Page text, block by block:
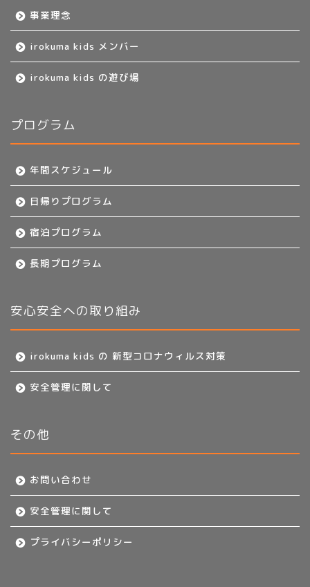
事業理念
irokuma kids メンバー
irokuma kids の遊び場
プログラム
年間スケジュール
日帰りプログラム
宿泊プログラム
長期プログラム
安心安全への取り組み
irokuma kids の 新型コロナウィルス対策
安全管理に関して
その他
お問い合わせ
安全管理に関して
プライバシーポリシー